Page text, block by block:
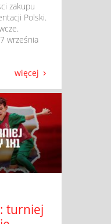
zakupu
Polski.
września
więcej
turniej